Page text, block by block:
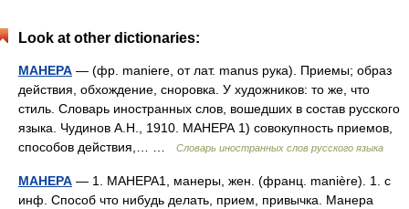
Look at other dictionaries:
МАНЕРА — (фр. maniere, от лат. manus рука). Приемы; образ
действия, обхождение, сноровка. У художников: то же, что
стиль. Словарь иностранных слов, вошедших в состав русского
языка. Чудинов А.Н., 1910. МАНЕРА 1) совокупность приемов,
способов действия,… …
Словарь иностранных слов русского языка
МАНЕРА — 1. МАНЕРА1, манеры, жен. (франц. manière). 1. с
инф. Способ что нибудь делать, прием, привычка. Манера